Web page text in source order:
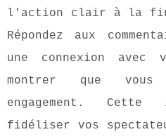
l'action clair à la fin
Répondez aux
une connexion avec
montrer que
engagement.
fidéliser vos